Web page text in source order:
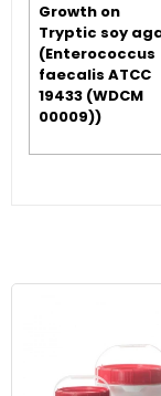
Growth on
Tryptic soy
(Enterococcus
faecalis ATCC
19433 (WDCM
00009))